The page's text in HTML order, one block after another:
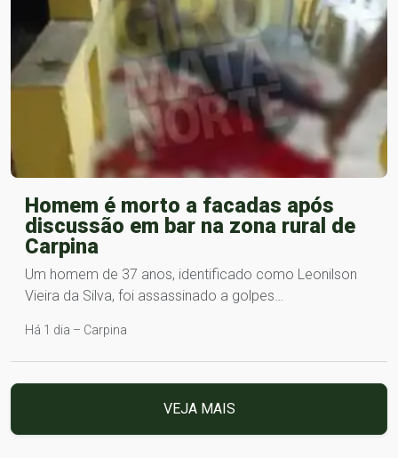
Homem é morto a facadas após
discussão em bar na zona rural de
Carpina
Um homem de 37 anos, identificado como Leonilson
Vieira da Silva, foi assassinado a golpes…
Há 1 dia – Carpina
VEJA MAIS